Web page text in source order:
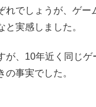
れでしょうが、ゲー
と実感しました。
が、10年近く同じゲ
の事実でした。